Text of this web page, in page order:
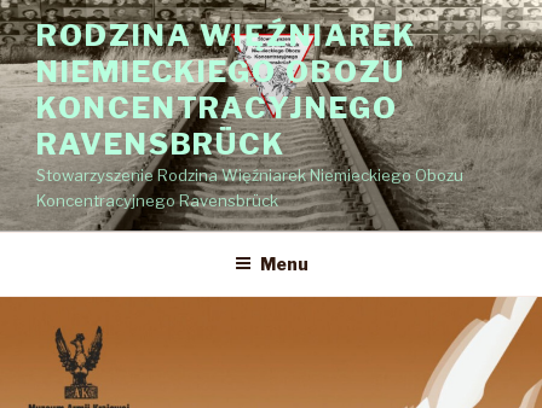
Przejdź
do
treści
RODZINA WIĘŹNIAREK
NIEMIECKIEGO OBOZU
KONCENTRACYJNEGO
RAVENSBRÜCK
Stowarzyszenie Rodzina Więźniarek Niemieckiego Obozu
Koncentracyjnego Ravensbrück
Menu